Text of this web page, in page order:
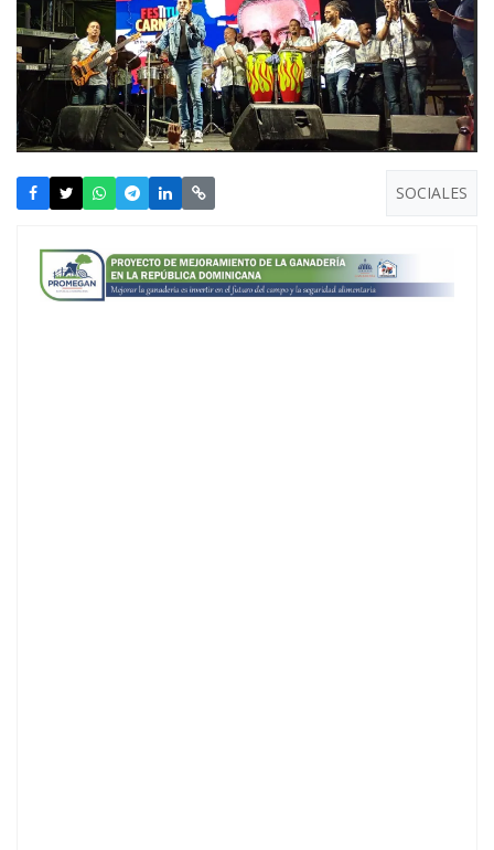
SOCIALES